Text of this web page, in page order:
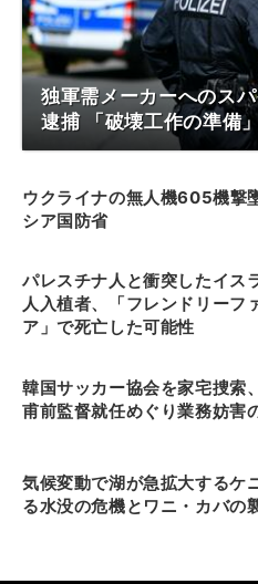
独軍需メーカーへのス
逮捕 「破壊工作の準備
ウクライナの無人機605機撃
シア国防省
パレスチナ人と衝突したイス
人入植者、「フレンドリーフ
ア」で死亡した可能性
韓国サッカー協会を家宅捜索
甫前監督就任めぐり業務妨害
気候変動で湖が急拡大するケ
る水没の危機とワニ・カバの